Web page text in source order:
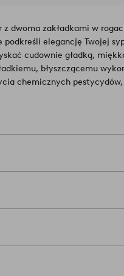
z dwoma zakładkami w
elegancję Twojej
cudownie gładką,
błyszczącemu
chemicznych pestycydów,
i lepsze warunki
Im wyższa gęstość